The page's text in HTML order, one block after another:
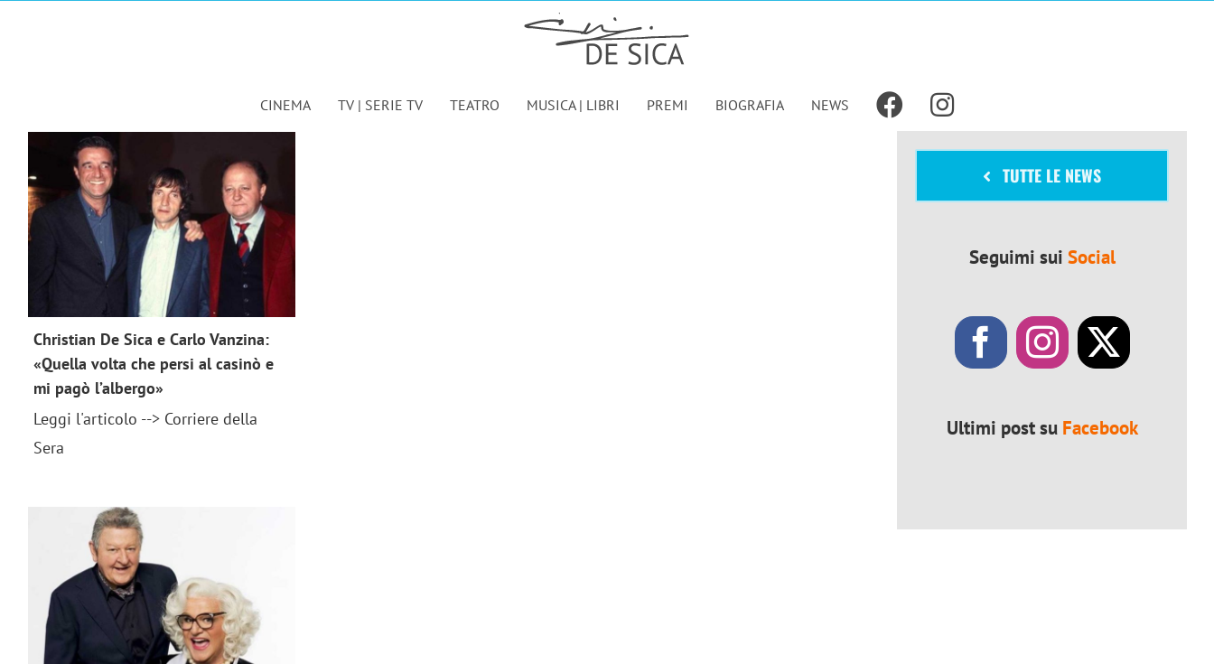
CINEMA TV | SERIE TV TEATRO MUSICA | LIBRI PREMI BIOGRAFIA NEWS
Christian De Sica e Carlo Vanzina:
«Quella volta che persi al casinò e
mi pagò l’albergo»
Leggi l'articolo --> Corriere della
Sera
TUTTE LE NEWS
Seguimi sui Social
Ultimi post su Facebook